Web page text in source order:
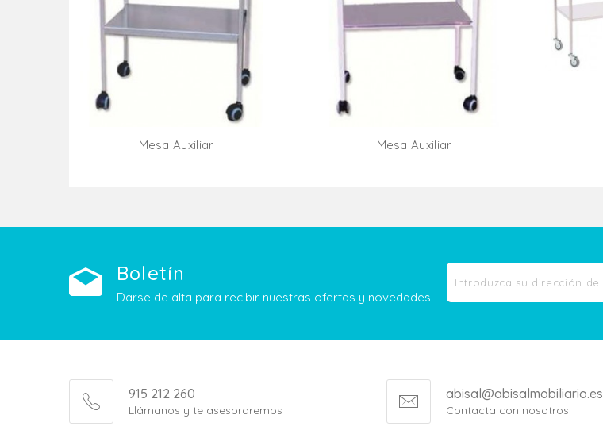
Mesa Auxiliar
Mesa Auxiliar
Boletín
Darse de alta para recibir nuestras ofertas y novedades
915 212 260
Llámanos y te asesoraremos
abisal@abisalmobiliario.es
Contacta con nosotros